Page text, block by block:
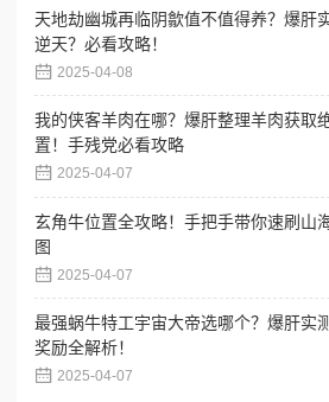
天地劫幽城再临阴歙值不值得养？爆肝
逆天？必看攻略！
2025-04-08
我的侠客羊肉在哪？爆肝整理羊肉获取
置！手残党必看攻略
2025-04-07
玄角牛位置全攻略！手把手带你速刷山
图
2025-04-07
最强蜗牛特工宇宙大帝选哪个？爆肝实
奖励全解析！
2025-04-07